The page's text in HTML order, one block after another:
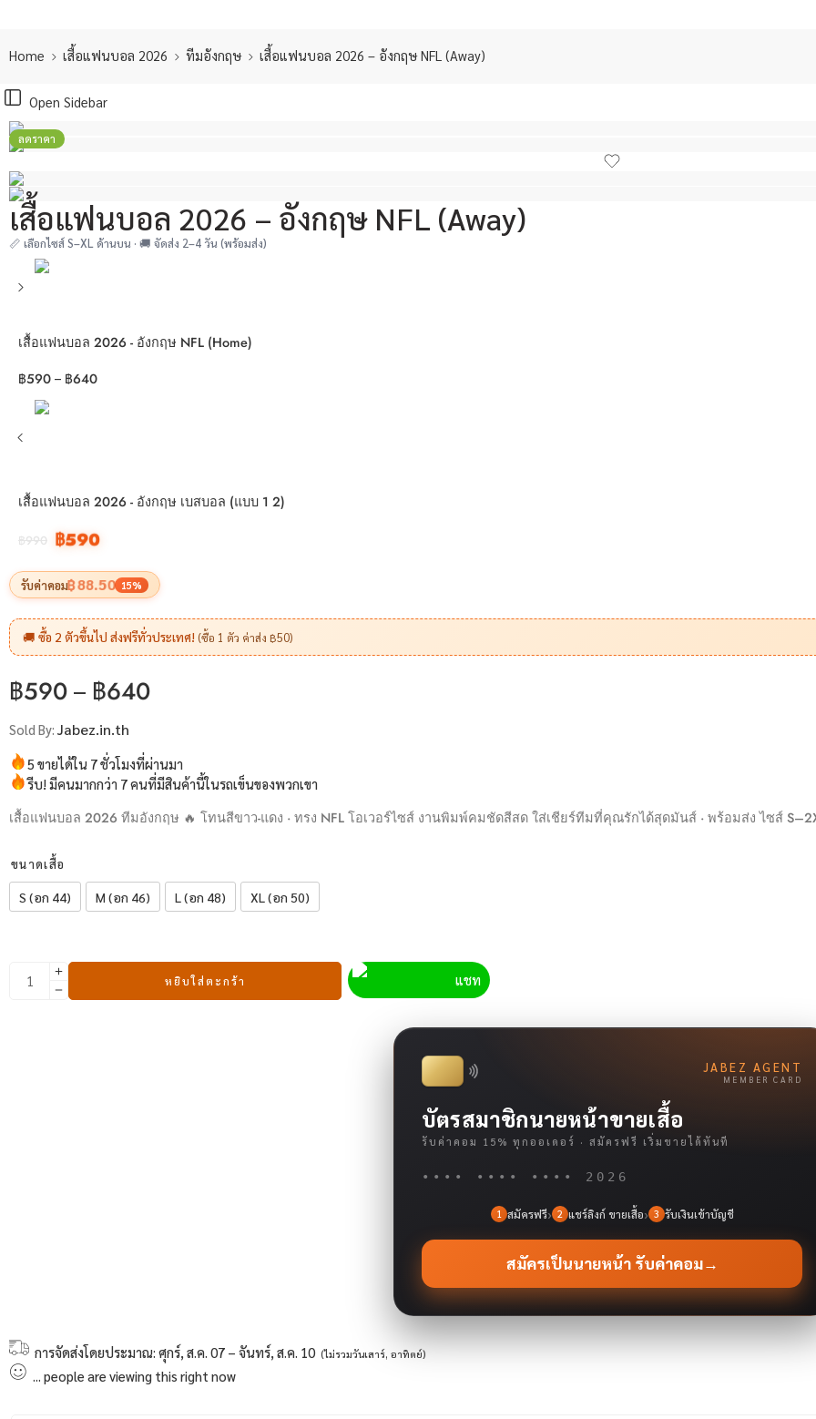
Home เสื้อแฟนบอล 2026 ทีมอังกฤษ เสื้อแฟนบอล 2026 – อังกฤษ NFL (Away)
Open Sidebar
ลดราคา
เสื้อแฟนบอล 2026 – อังกฤษ NFL (Away)
📏 เลือกไซส์ S–XL ด้านบน · 🚚 จัดส่ง 2–4 วัน (พร้อมส่ง)
เสื้อแฟนบอล 2026 - อังกฤษ NFL (Home)
฿590 – ฿640
เสื้อแฟนบอล 2026 - อังกฤษ เบสบอล (แบบ 1 2)
฿990 ฿590
รับค่าคอม฿88.50 15%
🚚 ซื้อ 2 ตัวขึ้นไป ส่งฟรีทั่วประเทศ! (ซื้อ 1 ตัว ค่าส่ง ฿50)
฿590 – ฿640
Sold By: Jabez.in.th
5 ขายได้ใน 7 ชั่วโมงที่ผ่านมา
รีบ! มีคนมากกว่า 7 คนที่มีสินค้านี้ในรถเข็นของพวกเขา
เสื้อแฟนบอล 2026 ทีมอังกฤษ 🔥 โทนสีขาว-แดง · ทรง NFL โอเวอร์ไซส์ งานพิมพ์คมชัดสีสด ใส่เชียร์ทีมที่คุณรักได้สุดมันส์ · พร้อมส่ง ไซส์
ขนาดเสื้อ
S (อก 44) M (อก 46) L (อก 48) XL (อก 50)
หยิบใส่ตะกร้า แชท
JABEZ AGENT
MEMBER CARD
บัตรสมาชิกนายหน้าขายเสื้อ
รับค่าคอม 15% ทุกออเดอร์ · สมัครฟรี เริ่มขายได้ทันที
•••• •••• •••• 2026
1 สมัครฟรี› 2 แชร์ลิงก์ ขายเสื้อ› 3 รับเงินเข้าบัญชี
สมัครเป็นนายหน้า รับค่าคอม→
การจัดส่งโดยประมาณ: ศุกร์, ส.ค. 07 – จันทร์, ส.ค. 10 (ไม่รวมวันเสาร์, อาทิตย์)
... people are viewing this right now